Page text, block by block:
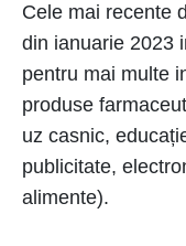
Cele mai recente
din ianuarie 2023
pentru mai multe
produse
uz casnic,
publicitate,
alimente).